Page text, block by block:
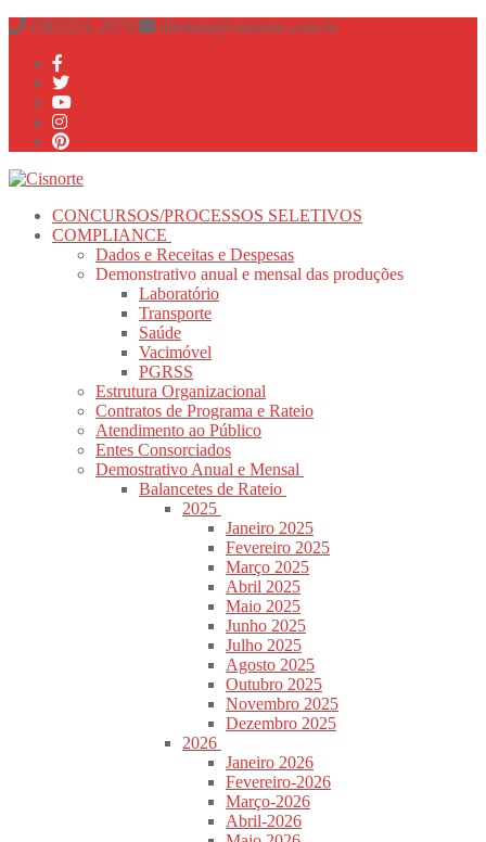
Pular
conteúdo
Menu
fechado
(38)3231-2979 diretoria@cisnorte.com.br
CONCURSOS/PROCESSOS SELETIVOS
COMPLIANCE
Dados e Receitas e Despesas
Demonstrativo anual e mensal das produções
Laboratório
Transporte
Saúde
Vacimóvel
PGRSS
Estrutura Organizacional
Contratos de Programa e Rateio
Atendimento ao Público
Entes Consorciados
Demostrativo Anual e Mensal
Balancetes de Rateio
2025
Janeiro 2025
Fevereiro 2025
Março 2025
Abril 2025
Maio 2025
Junho 2025
Julho 2025
Agosto 2025
Outubro 2025
Novembro 2025
Dezembro 2025
2026
Janeiro 2026
Fevereiro-2026
Março-2026
Abril-2026